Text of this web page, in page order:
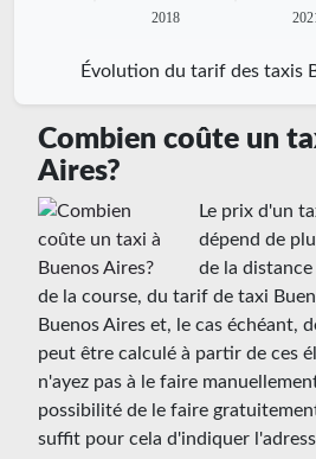
2018
Évolution du tarif des taxis
Combien coûte un
Aires?
Le prix d'un
dépend de
de la
de la course, du tarif de taxi
Buenos Aires et, le cas échéant,
peut être calculé à partir de ces
n'ayez pas à le faire
possibilité de le faire
suffit pour cela d'indiquer